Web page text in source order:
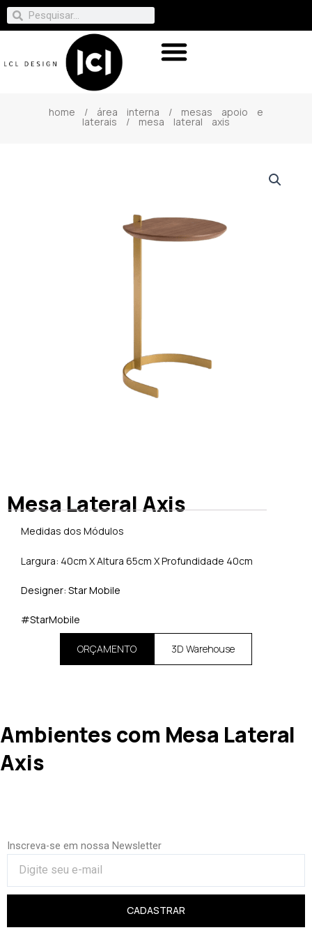
home / área interna / mesas apoio e
laterais / mesa lateral axis
Mesa Lateral Axis
Medidas dos Módulos
Largura: 40cm X Altura 65cm X Profundidade 40cm
Designer: Star Mobile
#StarMobile
ORÇAMENTO 3D Warehouse
Ambientes com Mesa Lateral
Axis
Inscreva-se em nossa Newsletter
CADASTRAR